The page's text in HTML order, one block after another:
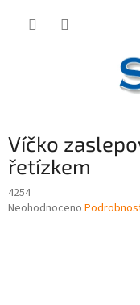
Víčko
řetízkem
4254
Průměrné
Neohodnoceno